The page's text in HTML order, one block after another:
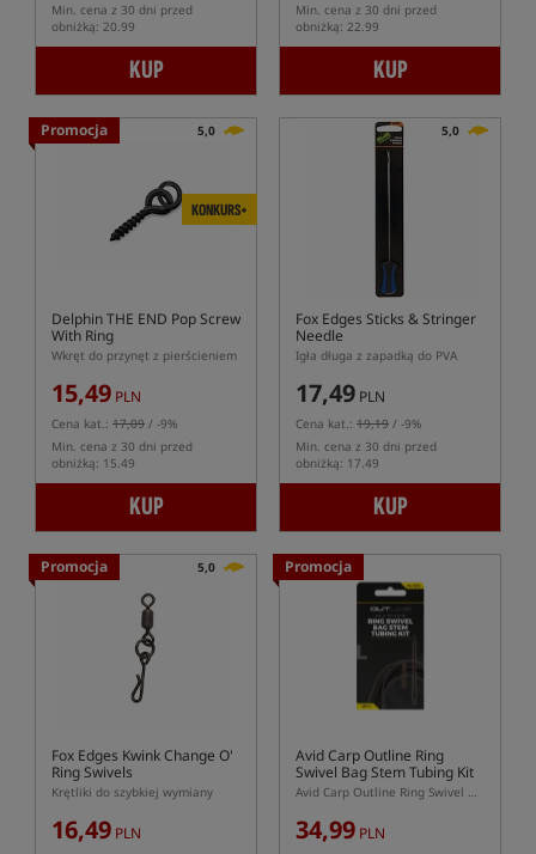
Min. cena z 30 dni przed
obniżką: 20.99
KUP
Min. cena z 30 dni przed
obniżką: 22.99
KUP
Promocja 5,0
KONKURS+
Delphin THE END Pop Screw
With Ring
Wkręt do przynęt z pierścieniem
15,49 PLN
Cena kat.: 17,09 / -9%
Min. cena z 30 dni przed
obniżką: 15.49
KUP
5,0
Fox Edges Sticks & Stringer
Needle
Igła długa z zapadką do PVA
17,49 PLN
Cena kat.: 19,19 / -9%
Min. cena z 30 dni przed
obniżką: 17.49
KUP
Promocja 5,0
Fox Edges Kwink Change O'
Ring Swivels
Krętliki do szybkiej wymiany
16,49 PLN
Promocja
Avid Carp Outline Ring
Swivel Bag Stem Tubing Kit
Avid Carp Outline Ring Swivel Bag Stem z Rurką Antysplątaniową – Zestaw 3 szt.
34,99 PLN